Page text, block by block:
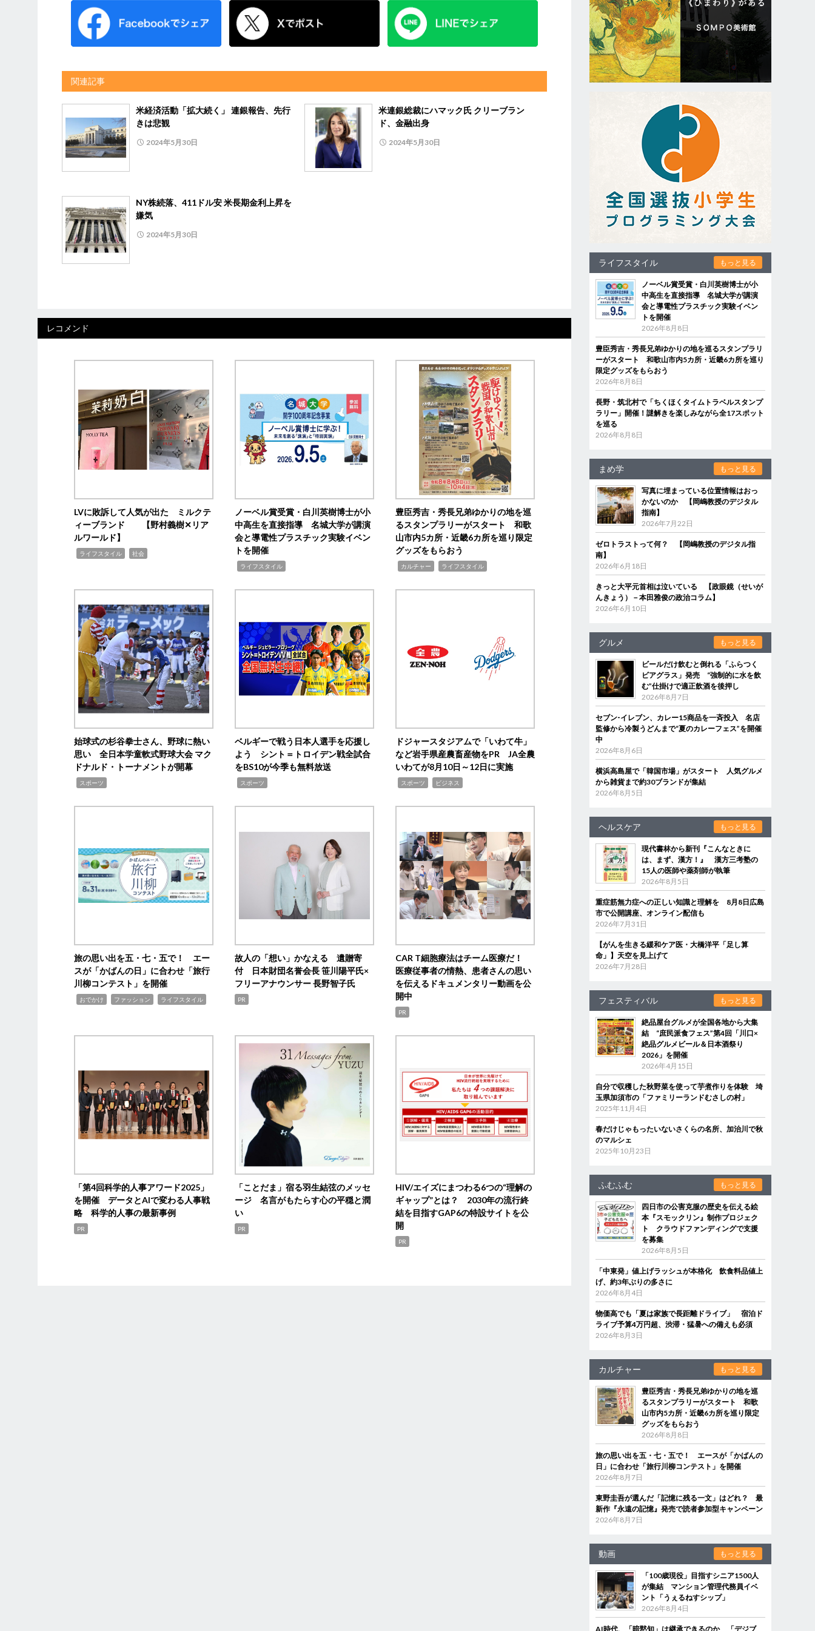
関連記事
米経済活動「拡大続く」 連銀報告、先行
きは悲観
2024年5月30日
米連銀総裁にハマック氏 クリーブラン
ド、金融出身
2024年5月30日
NY株続落、411ドル安 米長期金利上昇を
嫌気
2024年5月30日
レコメンド
LVに敗訴して人気が出た ミルクテ
ィーブランド 【野村義樹✕リア
ルワールド】
ライフスタイル 社会
ノーベル賞受賞・白川英樹博士が小
中高生を直接指導 名城大学が講演
会と導電性プラスチック実験イベン
トを開催
ライフスタイル
豊臣秀吉・秀長兄弟ゆかりの地を巡
るスタンプラリーがスタート 和歌
山市内5カ所・近畿6カ所を巡り限定
グッズをもらおう
カルチャー ライフスタイル
始球式の杉谷拳士さん、野球に熱い
思い 全日本学童軟式野球大会 マク
ドナルド・トーナメントが開幕
スポーツ
ベルギーで戦う日本人選手を応援し
よう シント＝トロイデン戦全試合
をBS10が今季も無料放送
スポーツ
ドジャースタジアムで「いわて牛」
など岩手県産農畜産物をPR JA全農
いわてが8月10日～12日に実施
スポーツ ビジネス
旅の思い出を五・七・五で！ エー
スが「かばんの日」に合わせ「旅行
川柳コンテスト」を開催
おでかけ ファッション ライフスタイル
故人の「想い」かなえる 遺贈寄
付 日本財団名誉会長 笹川陽平氏×
フリーアナウンサー 長野智子氏
PR
CAR T細胞療法はチーム医療だ！
医療従事者の情熱、患者さんの思い
を伝えるドキュメンタリー動画を公
開中
PR
「第4回科学的人事アワード2025」
を開催 データとAIで変わる人事戦
略 科学的人事の最新事例
PR
「ことだま」宿る羽生結弦のメッセ
ージ 名言がもたらす心の平穏と潤
い
PR
HIV/エイズにまつわる6つの“理解の
ギャップ”とは？ 2030年の流行終
結を目指すGAP6の特設サイトを公
開
PR
ライフスタイル もっと見る
ノーベル賞受賞・白川英樹博士が小
中高生を直接指導 名城大学が講演
会と導電性プラスチック実験イベン
トを開催
2026年8月8日
豊臣秀吉・秀長兄弟ゆかりの地を巡るスタンプラリ
ーがスタート 和歌山市内5カ所・近畿6カ所を巡り
限定グッズをもらおう
2026年8月8日
長野・筑北村で「ちくほくタイムトラベルスタンプ
ラリー」開催！謎解きを楽しみながら全17スポット
を巡る
2026年8月8日
まめ学 もっと見る
写真に埋まっている位置情報はおっ
かないのか 【岡嶋教授のデジタル
指南】
2026年7月22日
ゼロトラストって何？ 【岡嶋教授のデジタル指
南】
2026年6月18日
きっと大平元首相は泣いている 【政眼鏡（せいが
んきょう）－本田雅俊の政治コラム】
2026年6月10日
グルメ もっと見る
ビールだけ飲むと倒れる「ふらつく
ビアグラス」発売 “強制的に水を飲
む”仕掛けで適正飲酒を後押し
2026年8月7日
セブン‐イレブン、カレー15商品を一斉投入 名店
監修から冷製うどんまで“夏のカレーフェス”を開催
中
2026年8月6日
横浜高島屋で「韓国市場」がスタート 人気グルメ
から雑貨まで約30ブランドが集結
2026年8月5日
ヘルスケア もっと見る
現代書林から新刊『こんなときに
は、まず、漢方！』 漢方三考塾の
15人の医師や薬剤師が執筆
2026年8月5日
重症筋無力症への正しい知識と理解を 8月8日広島
市で公開講座、オンライン配信も
2026年7月31日
【がんを生きる緩和ケア医・大橋洋平「足し算
命」】天空を見上げて
2026年7月28日
フェスティバル もっと見る
絶品屋台グルメが全国各地から大集
結 “庶民派食フェス”第4回「川口×
絶品グルメビール＆日本酒祭り
2026」を開催
2026年4月15日
自分で収穫した秋野菜を使って芋煮作りを体験 埼
玉県加須市の「ファミリーランドむさしの村」
2025年11月4日
春だけじゃもったいないさくらの名所、加治川で秋
のマルシェ
2025年10月23日
ふむふむ もっと見る
四日市の公害克服の歴史を伝える絵
本『スモックリン』制作プロジェク
ト クラウドファンディングで支援
を募集
2026年8月5日
「中東発」値上げラッシュが本格化 飲食料品値上
げ、約3年ぶりの多さに
2026年8月4日
物価高でも「夏は家族で長距離ドライブ」 宿泊ド
ライブ予算4万円超、渋滞・猛暑への備えも必須
2026年8月3日
カルチャー もっと見る
豊臣秀吉・秀長兄弟ゆかりの地を巡
るスタンプラリーがスタート 和歌
山市内5カ所・近畿6カ所を巡り限定
グッズをもらおう
2026年8月8日
旅の思い出を五・七・五で！ エースが「かばんの
日」に合わせ「旅行川柳コンテスト」を開催
2026年8月7日
東野圭吾が選んだ「記憶に残る一文」はどれ？ 最
新作『永遠の記憶』発売で読者参加型キャンペーン
2026年8月7日
動画 もっと見る
「100歳現役」目指すシニア1500人
が集結 マンション管理代務員イベ
ント「うぇるねすシップ」
2026年8月4日
AI時代、「暗黙知」は継承できるのか 「デジブ